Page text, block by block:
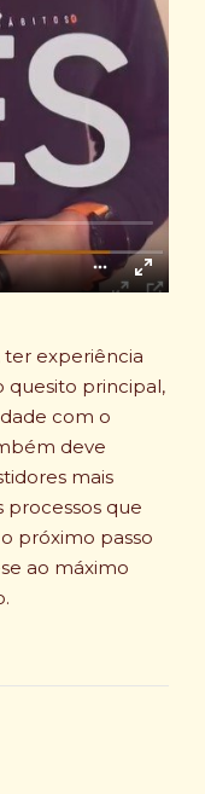
ter experiência
quesito principal,
com o
deve
mais
processos que
próximo passo
ao máximo